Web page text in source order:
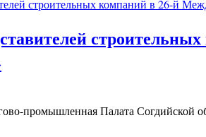
промышленная Палата Согдийской